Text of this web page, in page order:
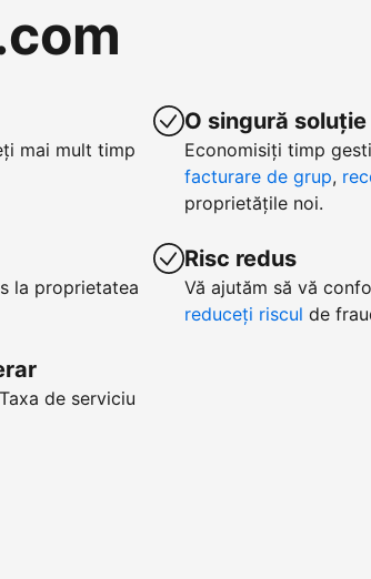
mai mult timp
la proprietatea
de serviciu
O singură
Economisiți timp
facturare de grup,
proprietățile noi.
Risc redus
Vă ajutăm să vă
reduceți riscul de